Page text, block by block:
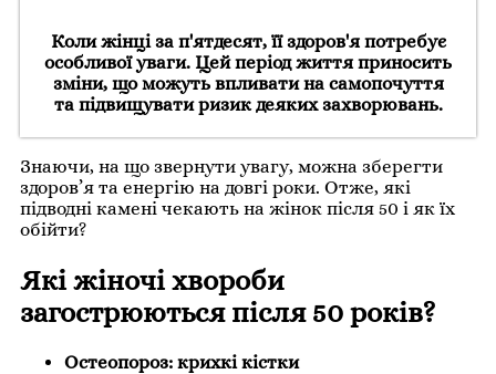
Коли жінці за п'ятдесят, її здоров'я потребує
особливої уваги. Цей період життя приносить
зміни, що можуть впливати на самопочуття
та підвищувати ризик деяких захворювань.
Знаючи, на що звернути увагу, можна зберегти
здоров’я та енергію на довгі роки. Отже, які
підводні камені чекають на жінок після 50 і як їх
обійти?
Які жіночі хвороби
загострюються після 50 років?
Остеопороз: крихкі кістки